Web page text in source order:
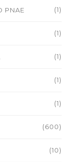
PNAE (1)
(1)
(1)
(1)
(1)
(600)
(10)